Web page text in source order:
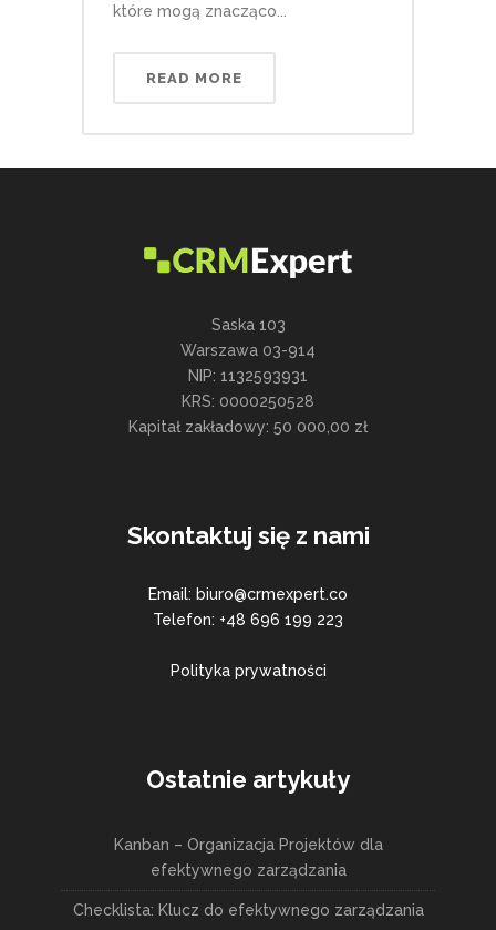
które mogą znacząco...
READ MORE
Saska 103
Warszawa 03-914
NIP: 1132593931
KRS: 0000250528
Kapitał zakładowy: 50 000,00 zł
Skontaktuj się z nami
Email: biuro@crmexpert.co
Telefon: +48 696 199 223
Polityka prywatności
Ostatnie artykuły
Kanban – Organizacja Projektów dla
efektywnego zarządzania
Checklista: Klucz do efektywnego zarządzania